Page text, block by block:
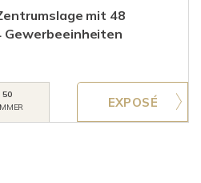
mit 48
Gewerbeeinheiten
50